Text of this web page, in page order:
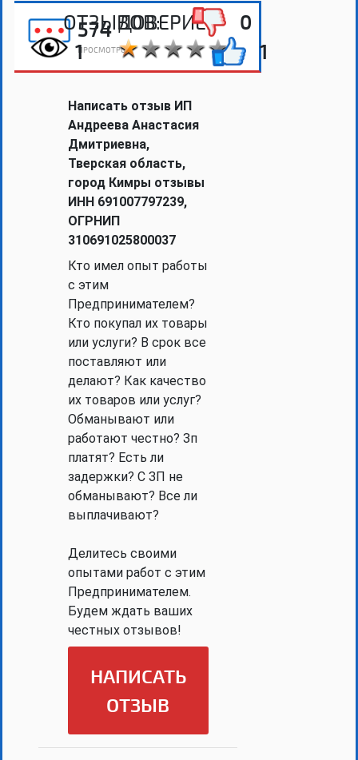
574
ПРОСМОТРОВ
ОТЗЫВОВ:
1
ДОВЕРИЕ:
0
1
Написать отзыв ИП
Андреева Анастасия
Дмитриевна,
Тверская область,
город Кимры отзывы
ИНН 691007797239,
ОГРНИП
310691025800037
Кто имел опыт работы
с этим
Предпринимателем?
Кто покупал их товары
или услуги? В срок все
поставляют или
делают? Как качество
их товаров или услуг?
Обманывают или
работают честно? Зп
платят? Есть ли
задержки? С ЗП не
обманывают? Все ли
выплачивают?
Делитесь своими
опытами работ с этим
Предпринимателем.
Будем ждать ваших
честных отзывов!
НАПИСАТЬ
ОТЗЫВ